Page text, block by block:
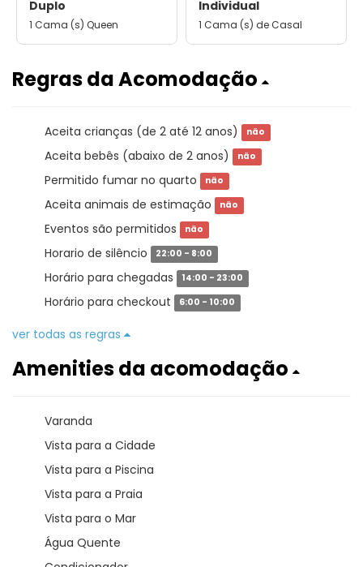
Duplo
1 Cama (s) Queen
Individual
1 Cama (s) de Casal
Regras da Acomodação
Aceita crianças (de 2 até 12 anos) não
Aceita bebês (abaixo de 2 anos) não
Permitido fumar no quarto não
Aceita animais de estimação não
Eventos são permitidos não
Horario de silêncio 22:00 - 8:00
Horário para chegadas 14:00 - 23:00
Horário para checkout 6:00 - 10:00
ver todas as regras
Amenities da acomodação
Varanda
Vista para a Cidade
Vista para a Piscina
Vista para a Praia
Vista para o Mar
Água Quente